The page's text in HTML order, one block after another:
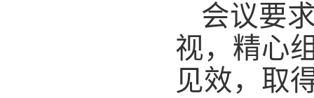
会议要
视，精心
见效，取